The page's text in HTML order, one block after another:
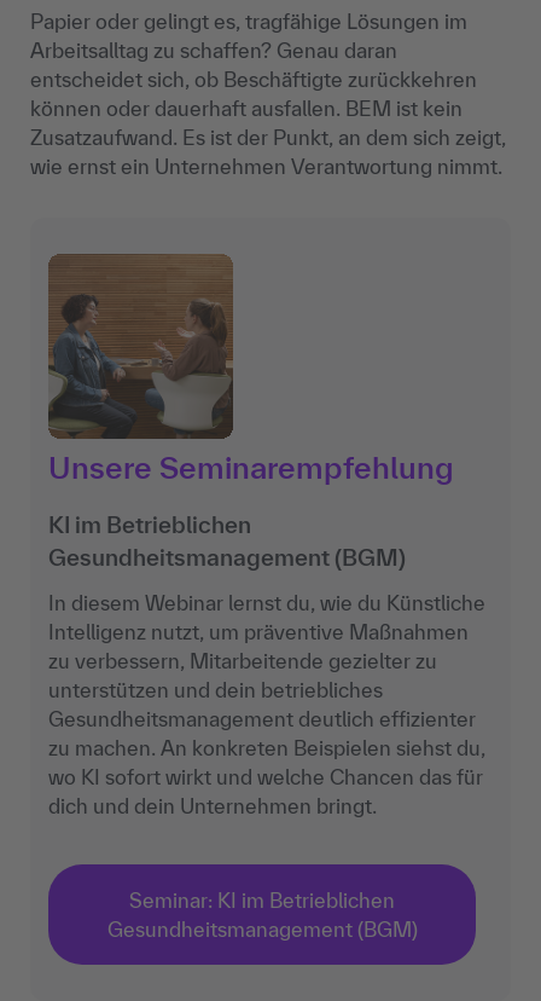
Papier oder gelingt es, tragfähige Lösungen im
Arbeitsalltag zu schaffen? Genau daran
entscheidet sich, ob Beschäftigte zurückkehren
können oder dauerhaft ausfallen. BEM ist kein
Zusatzaufwand. Es ist der Punkt, an dem sich zeigt,
wie ernst ein Unternehmen Verantwortung nimmt.
Unsere Seminarempfehlung
KI im Betrieblichen
Gesundheitsmanagement (BGM)
In diesem Webinar lernst du, wie du Künstliche
Intelligenz nutzt, um präventive Maßnahmen
zu verbessern, Mitarbeitende gezielter zu
unterstützen und dein betriebliches
Gesundheitsmanagement deutlich effizienter
zu machen. An konkreten Beispielen siehst du,
wo KI sofort wirkt und welche Chancen das für
dich und dein Unternehmen bringt.
Seminar: KI im Betrieblichen
Gesundheitsmanagement (BGM)